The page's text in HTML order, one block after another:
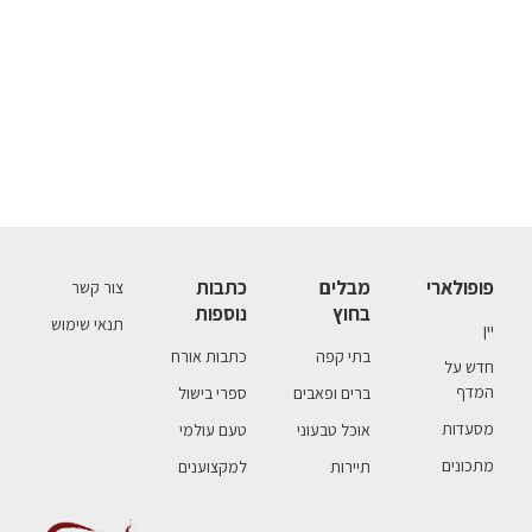
פופולארי
יין
חדש על
המדף
מסעדות
מתכונים
מבלים
בחוץ
בתי קפה
ברים ופאבים
אוכל טבעוני
תיירות
כתבות
נוספות
כתבות אורח
ספרי בישול
טעם עולמי
למקצוענים
צור קשר
תנאי שימוש